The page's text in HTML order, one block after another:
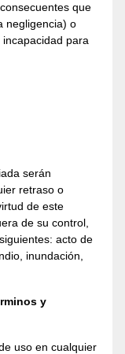
que
negligencia) o
para
serán
retraso o
de este
de su control,
acto de
inundación,
y
uso en cualquier